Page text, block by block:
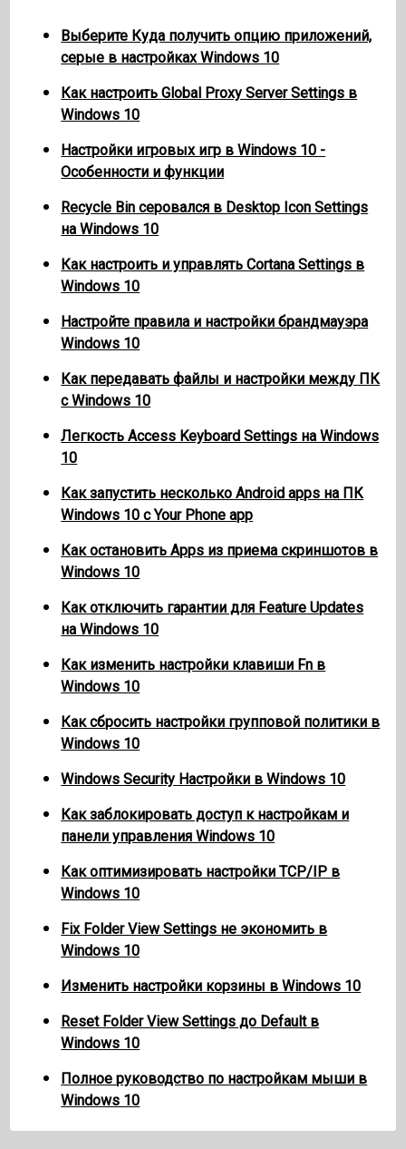
Выберите Куда получить опцию приложений,
серые в настройках Windows 10
Как настроить Global Proxy Server Settings в
Windows 10
Настройки игровых игр в Windows 10 -
Особенности и функции
Recycle Bin серовался в Desktop Icon Settings
на Windows 10
Как настроить и управлять Cortana Settings в
Windows 10
Настройте правила и настройки брандмауэра
Windows 10
Как передавать файлы и настройки между ПК
с Windows 10
Легкость Access Keyboard Settings на Windows
10
Как запустить несколько Android apps на ПК
Windows 10 с Your Phone app
Как остановить Apps из приема скриншотов в
Windows 10
Как отключить гарантии для Feature Updates
на Windows 10
Как изменить настройки клавиши Fn в
Windows 10
Как сбросить настройки групповой политики в
Windows 10
Windows Security Настройки в Windows 10
Как заблокировать доступ к настройкам и
панели управления Windows 10
Как оптимизировать настройки TCP/IP в
Windows 10
Fix Folder View Settings не экономить в
Windows 10
Изменить настройки корзины в Windows 10
Reset Folder View Settings до Default в
Windows 10
Полное руководство по настройкам мыши в
Windows 10